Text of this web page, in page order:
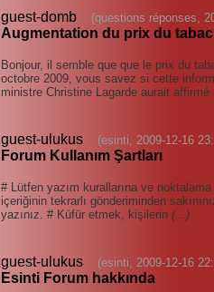
guest-domb (questions réponses,
Augmentation du prix du tabac
Bonjour, il semble que que le prix du
octobre 2009, vous savez si cette
ministre Christine Lagarde aurait
guest-ulukus (esinti, 2009-12-16
Forum Kullanım Şartları
# Lütfen yazım kurallarına ve
içeriğinin tekrarlı gönderiminden
yazınız. # Küfür etmek, kişilerin (...)
guest-ulukus (esinti, 2009-12-16
Esinti Forum hakkında